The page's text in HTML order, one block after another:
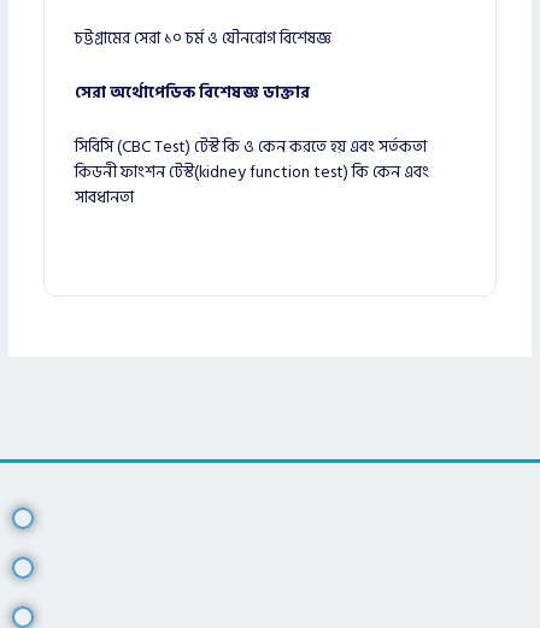
চট্টগ্রামের সেরা ১০ চর্ম ও যৌনরোগ বিশেষজ্ঞ
সেরা অর্থোপেডিক বিশেষজ্ঞ ডাক্তার
সিবিসি (CBC Test) টেস্ট কি ও কেন করতে হয় এবং সর্তকতা
কিডনী ফাংশন টেস্ট(kidney function test) কি কেন এবং
সাবধানতা